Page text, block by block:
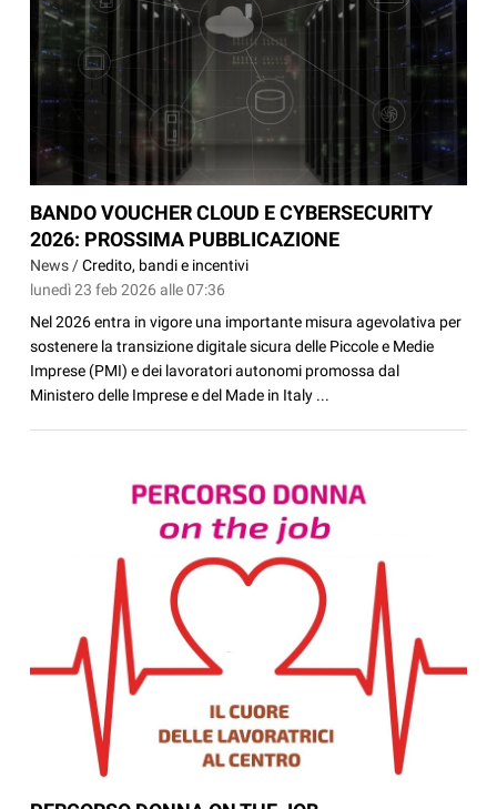
BANDO VOUCHER CLOUD E CYBERSECURITY
2026: PROSSIMA PUBBLICAZIONE
News /Credito, bandi e incentivi
lunedì 23 feb 2026 alle 07:36
Nel 2026 entra in vigore una importante misura agevolativa per
sostenere la transizione digitale sicura delle Piccole e Medie
Imprese (PMI) e dei lavoratori autonomi promossa dal
Ministero delle Imprese e del Made in Italy ...